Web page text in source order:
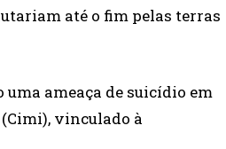
até o fim pelas terras
ameaça de suicídio em
vinculado à